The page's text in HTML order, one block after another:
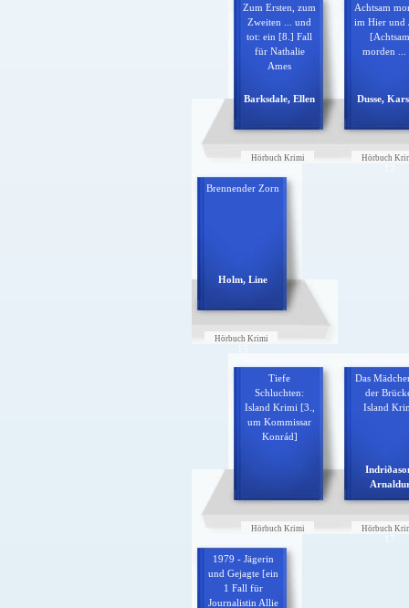
Zum Ersten, zum
Zweiten ... und
tot: ein [8.] Fall
für Nathalie
Ames
Barksdale, Ellen
Hörbuch Krimi
Achtsam
im Hier und
[Achtsam
morden ...
Dusse,
Hörbuch
Brennender Zorn
Holm, Line
Hörbuch Krimi
Tiefe
Schluchten:
Island Krimi [3.,
um Kommissar
Konrád]
Hörbuch Krimi
Das
der
Island
Hörbuch
17
1979 - Jägerin
und Gejagte [ein
1 Fall für
Journalistin Allie